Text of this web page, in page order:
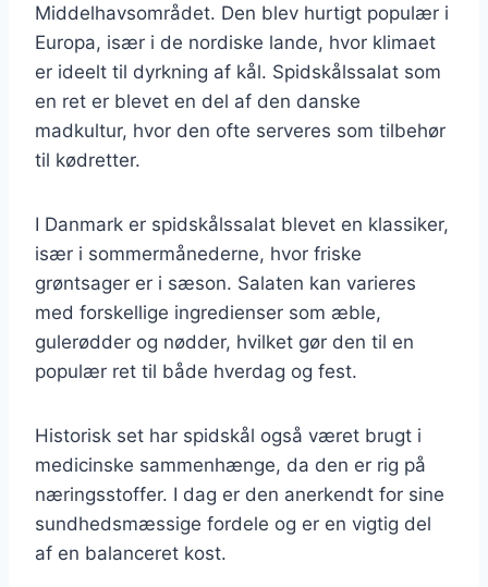
Middelhavsområdet. Den blev hurtigt populær i
Europa, især i de nordiske lande, hvor klimaet
er ideelt til dyrkning af kål. Spidskålssalat som
en ret er blevet en del af den danske
madkultur, hvor den ofte serveres som tilbehør
til kødretter.
I Danmark er spidskålssalat blevet en klassiker,
især i sommermånederne, hvor friske
grøntsager er i sæson. Salaten kan varieres
med forskellige ingredienser som æble,
gulerødder og nødder, hvilket gør den til en
populær ret til både hverdag og fest.
Historisk set har spidskål også været brugt i
medicinske sammenhænge, da den er rig på
næringsstoffer. I dag er den anerkendt for sine
sundhedsmæssige fordele og er en vigtig del
af en balanceret kost.